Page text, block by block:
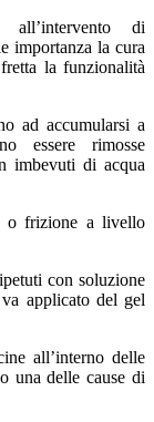
all’intervento di
importanza la cura
la funzionalità
ad accumularsi a
essere rimosse
imbevuti di acqua
o frizione a livello
con soluzione
applicato del gel
all’interno delle
una delle cause di